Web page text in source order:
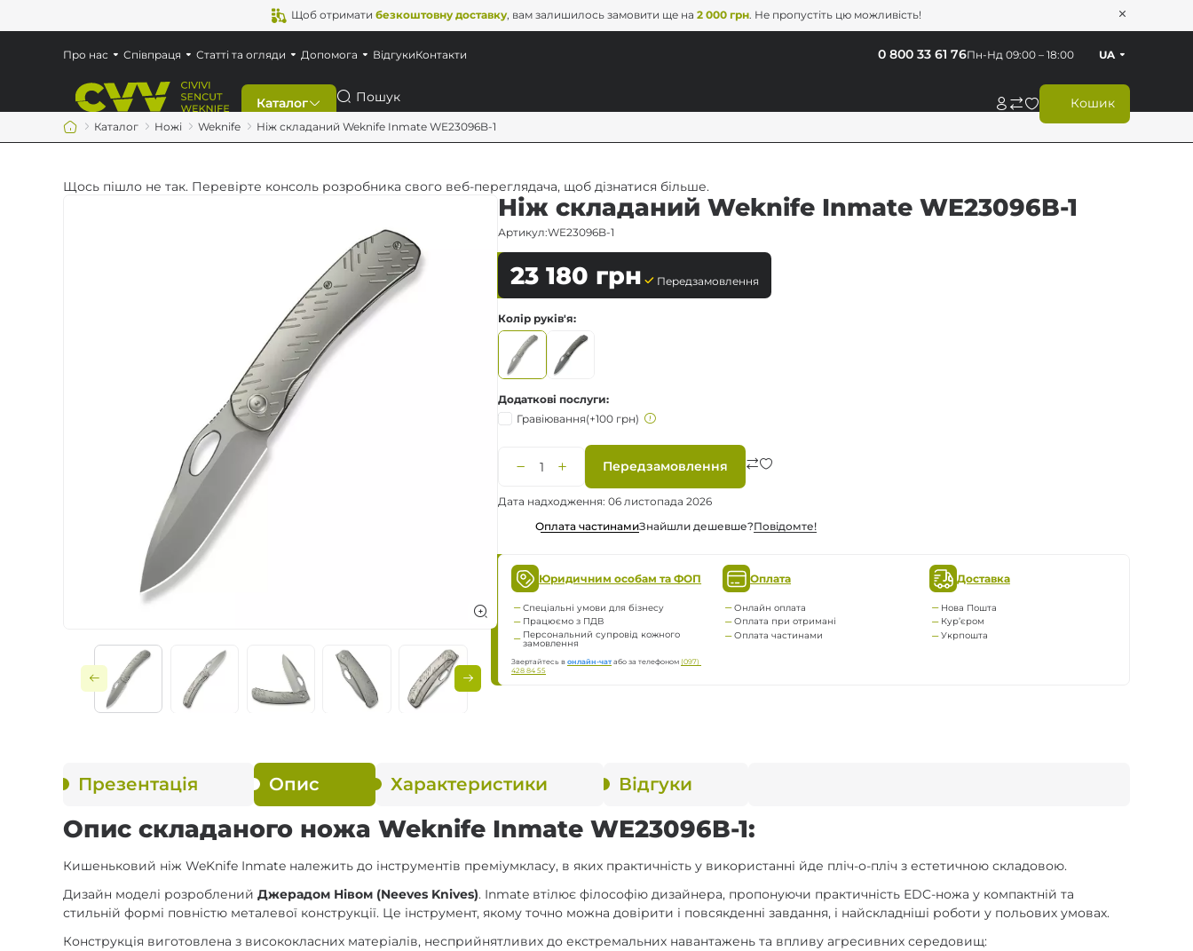
Щоб отриматибезкоштовну доставку, вам залишилось замовити ще на2 000 грн. Не пропустіть цю можливість!
Каталог
Мультитули
Аксесуари
Ножі по типу замка
Ножі за призначенням
Пошук Кошик
Пн-Нд 09:00 – 18:00
0 800 33 61 76 UA
Про нас Співпраця Статті та огляди Допомога ВідгукиКонтакти
Каталог Ножі Weknife Ніж складаний Weknife Inmate WE23096B-1
Щось пішло не так. Перевірте консоль розробника свого веб-переглядача, щоб дізнатися більше.
Ніж складаний Weknife Inmate WE23096B-1
Артикул:WE23096B-1
23 180 грн Передзамовлення
Колір руків'я
Додаткові послуги
Гравіювання(+100 грн)
Передзамовлення
Дата надходження: 06 листопада 2026
Оплата частинамиЗнайшли дешевше?Повiдомте!
Юридичним особам та ФОП
Спеціальні умови для бізнесу
Працюємо з ПДВ
Персональний супровід кожного
замовлення
Звертайтесь вонлайн-чат або за телефоном(097)
428 84 55
Оплата
Онлайн оплата
Оплата при отримані
Оплата частинами
Доставка
Нова Пошта
Кур’єром
Укрпошта
Презентація Опис Характеристики Відгуки
Опис складаного ножа Weknife Inmate WE23096B-1:
Кишеньковий ніж WeKnife Inmate належить до інструментів преміумкласу, в яких практичність у використанні йде пліч-о-пліч з естетичною складовою.
Дизайн моделі розробленийДжерадом Нівом (Neeves Knives). Inmate втілює філософію дизайнера, пропонуючи практичність EDC-ножа у компактній та
стильній формі повністю металевої конструкції. Це інструмент, якому точно можна довірити і повсякденні завдання, і найскладніші роботи у польових умовах.
Конструкція виготовлена з висококласних матеріалів, несприйнятливих до екстремальних навантажень та впливу агресивних середовищ: